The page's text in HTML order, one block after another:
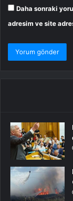
Daha sonraki
adresim ve site